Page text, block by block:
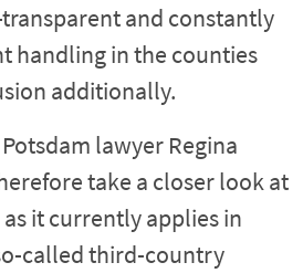
and constantly
handling in the counties
additionally.
lawyer Regina
take a closer look at
it currently applies in
called third-country